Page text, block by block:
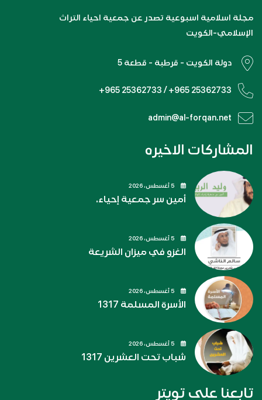
مجلة اسلامية اسبوعية تصدر عن جمعية احياء التراث
الإسلامي-الكويت
دولة الكويت - قرطبة - قطعة 5
+965 25362733 / +965 25362733
admin@al-forqan.net
المشاركات الاخيره
أمين سر جمعية إحياء.
الغزو في ميزان الشريعة
الأسرة المسلمة 1317
شباب تحت العشرين 1317
تابعنا على تويتر